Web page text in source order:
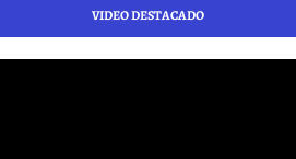
VIDEO DESTACADO